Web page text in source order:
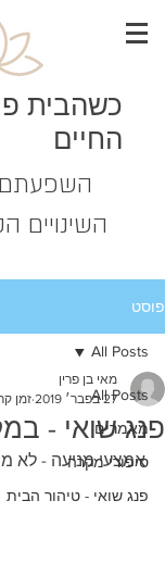
כשהבית
החיים
השינויים
פוסט
All Posts
מאמרים
סיפורי מקרה
פנג שואי - טיהור הבית
All Posts
פנג שואי -
מאי בן פרין
27 בפבר׳ 2019
זמן
אמצעי מניעה - לא